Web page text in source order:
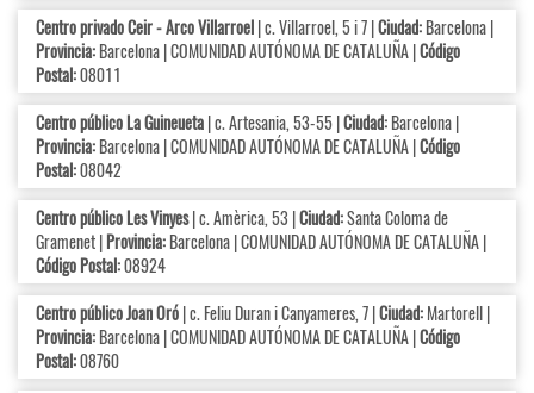
Centro privado Ceir - Arco Villarroel| c. Villarroel, 5 i 7 |Ciudad:Barcelona |
Provincia:Barcelona | COMUNIDAD AUTÓNOMA DE CATALUÑA |Código
Postal:08011
Centro público La Guineueta| c. Artesania, 53-55 |Ciudad:Barcelona |
Provincia:Barcelona | COMUNIDAD AUTÓNOMA DE CATALUÑA |Código
Postal:08042
Centro público Les Vinyes| c. Amèrica, 53 |Ciudad:Santa Coloma de
Gramenet |Provincia:Barcelona | COMUNIDAD AUTÓNOMA DE CATALUÑA |
Código Postal:08924
Centro público Joan Oró| c. Feliu Duran i Canyameres, 7 |Ciudad:Martorell |
Provincia:Barcelona | COMUNIDAD AUTÓNOMA DE CATALUÑA |Código
Postal:08760